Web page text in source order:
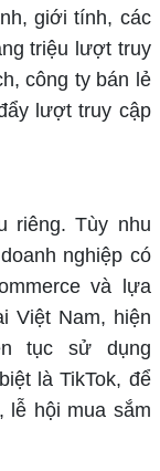
giới tính, các
triệu lượt truy
công ty bán lẻ
lượt truy cập
riêng. Tùy nhu
nghiệp có
và lựa
Việt Nam, hiện
tục sử dụng
là TikTok, để
lễ hội mua sắm